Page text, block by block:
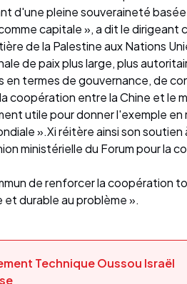
d'une pleine souveraineté basée
capitale », a dit le dirigeant
de la Palestine aux Nations
de paix plus large, plus
en termes de gouvernance, de
coopération entre la Chine et le
utile pour donner l'exemple en
».Xi réitère ainsi son soutien
ministérielle du Forum pour la
de renforcer la coopération
durable au problème ».
Technique Oussou Israël